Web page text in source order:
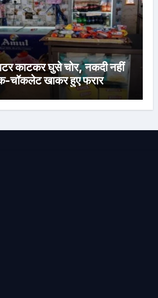
काटकर घुसे चोर, नकदी नहीं
चॉकलेट खाकर हुए फरार